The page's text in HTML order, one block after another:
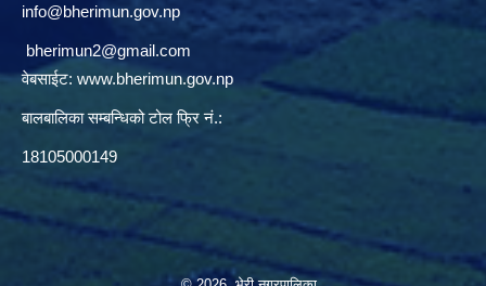
info@bherimun.gov.np
bherimun2@gmail.com
वेबसाईट: www.bherimun.gov.np
बालबालिका सम्बन्धिको टोल फ्रि नं.:
18105000149